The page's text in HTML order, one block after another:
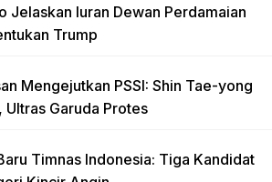
Jelaskan Iuran Dewan Perdamaian
Trump
Mengejutkan PSSI: Shin Tae-yong
Ultras Garuda Protes
Timnas Indonesia: Tiga Kandidat